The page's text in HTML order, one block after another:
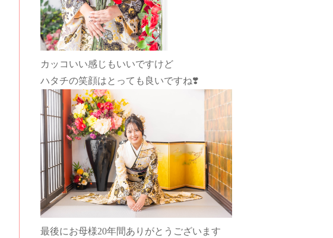
カッコいい感じもいいですけど
ハタチの笑顔はとっても良いですね❣️
最後にお母様20年間ありがとうございます